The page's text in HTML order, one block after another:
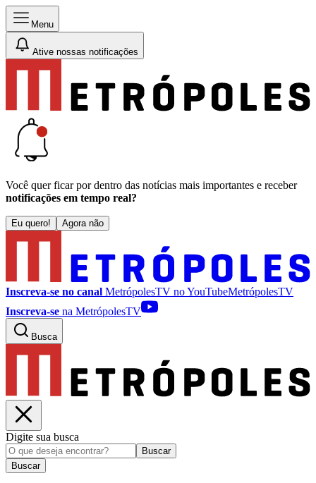
Menu
Ative nossas notificações
Você quer ficar por dentro das notícias mais importantes e receber
notificações em tempo real?
Eu quero! Agora não
Inscreva-se no canal MetrópolesTV noYouTubeMetrópolesTV
Inscreva-se na MetrópolesTV
Busca
Digite sua busca
Buscar
Buscar